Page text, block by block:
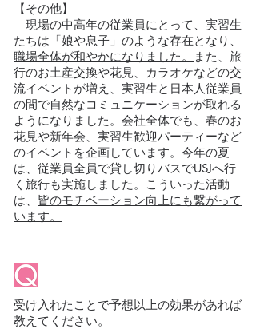
【その他】
現場の中高年の従業員にとって、実習生
たちは「娘や息子」のような存在となり、
職場全体が和やかになりました。
また、旅
行のお土産交換や花見、カラオケなどの交
流イベントが増え、実習生と日本人従業員
の間で自然なコミュニケーションが取れる
ようになりました。会社全体でも、春のお
花見や新年会、実習生歓迎パーティーなど
のイベントを企画しています。今年の夏
は、従業員全員で貸し切りバスでUSJへ行
く旅行も実施しました。こういった活動
は、 皆のモチベーション向上にも繋がって
います。
受け入れたことで予想以上の効果があれば
教えてください。